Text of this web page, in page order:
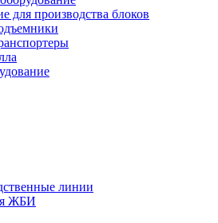
для производства блоков
линии
ЖБИ